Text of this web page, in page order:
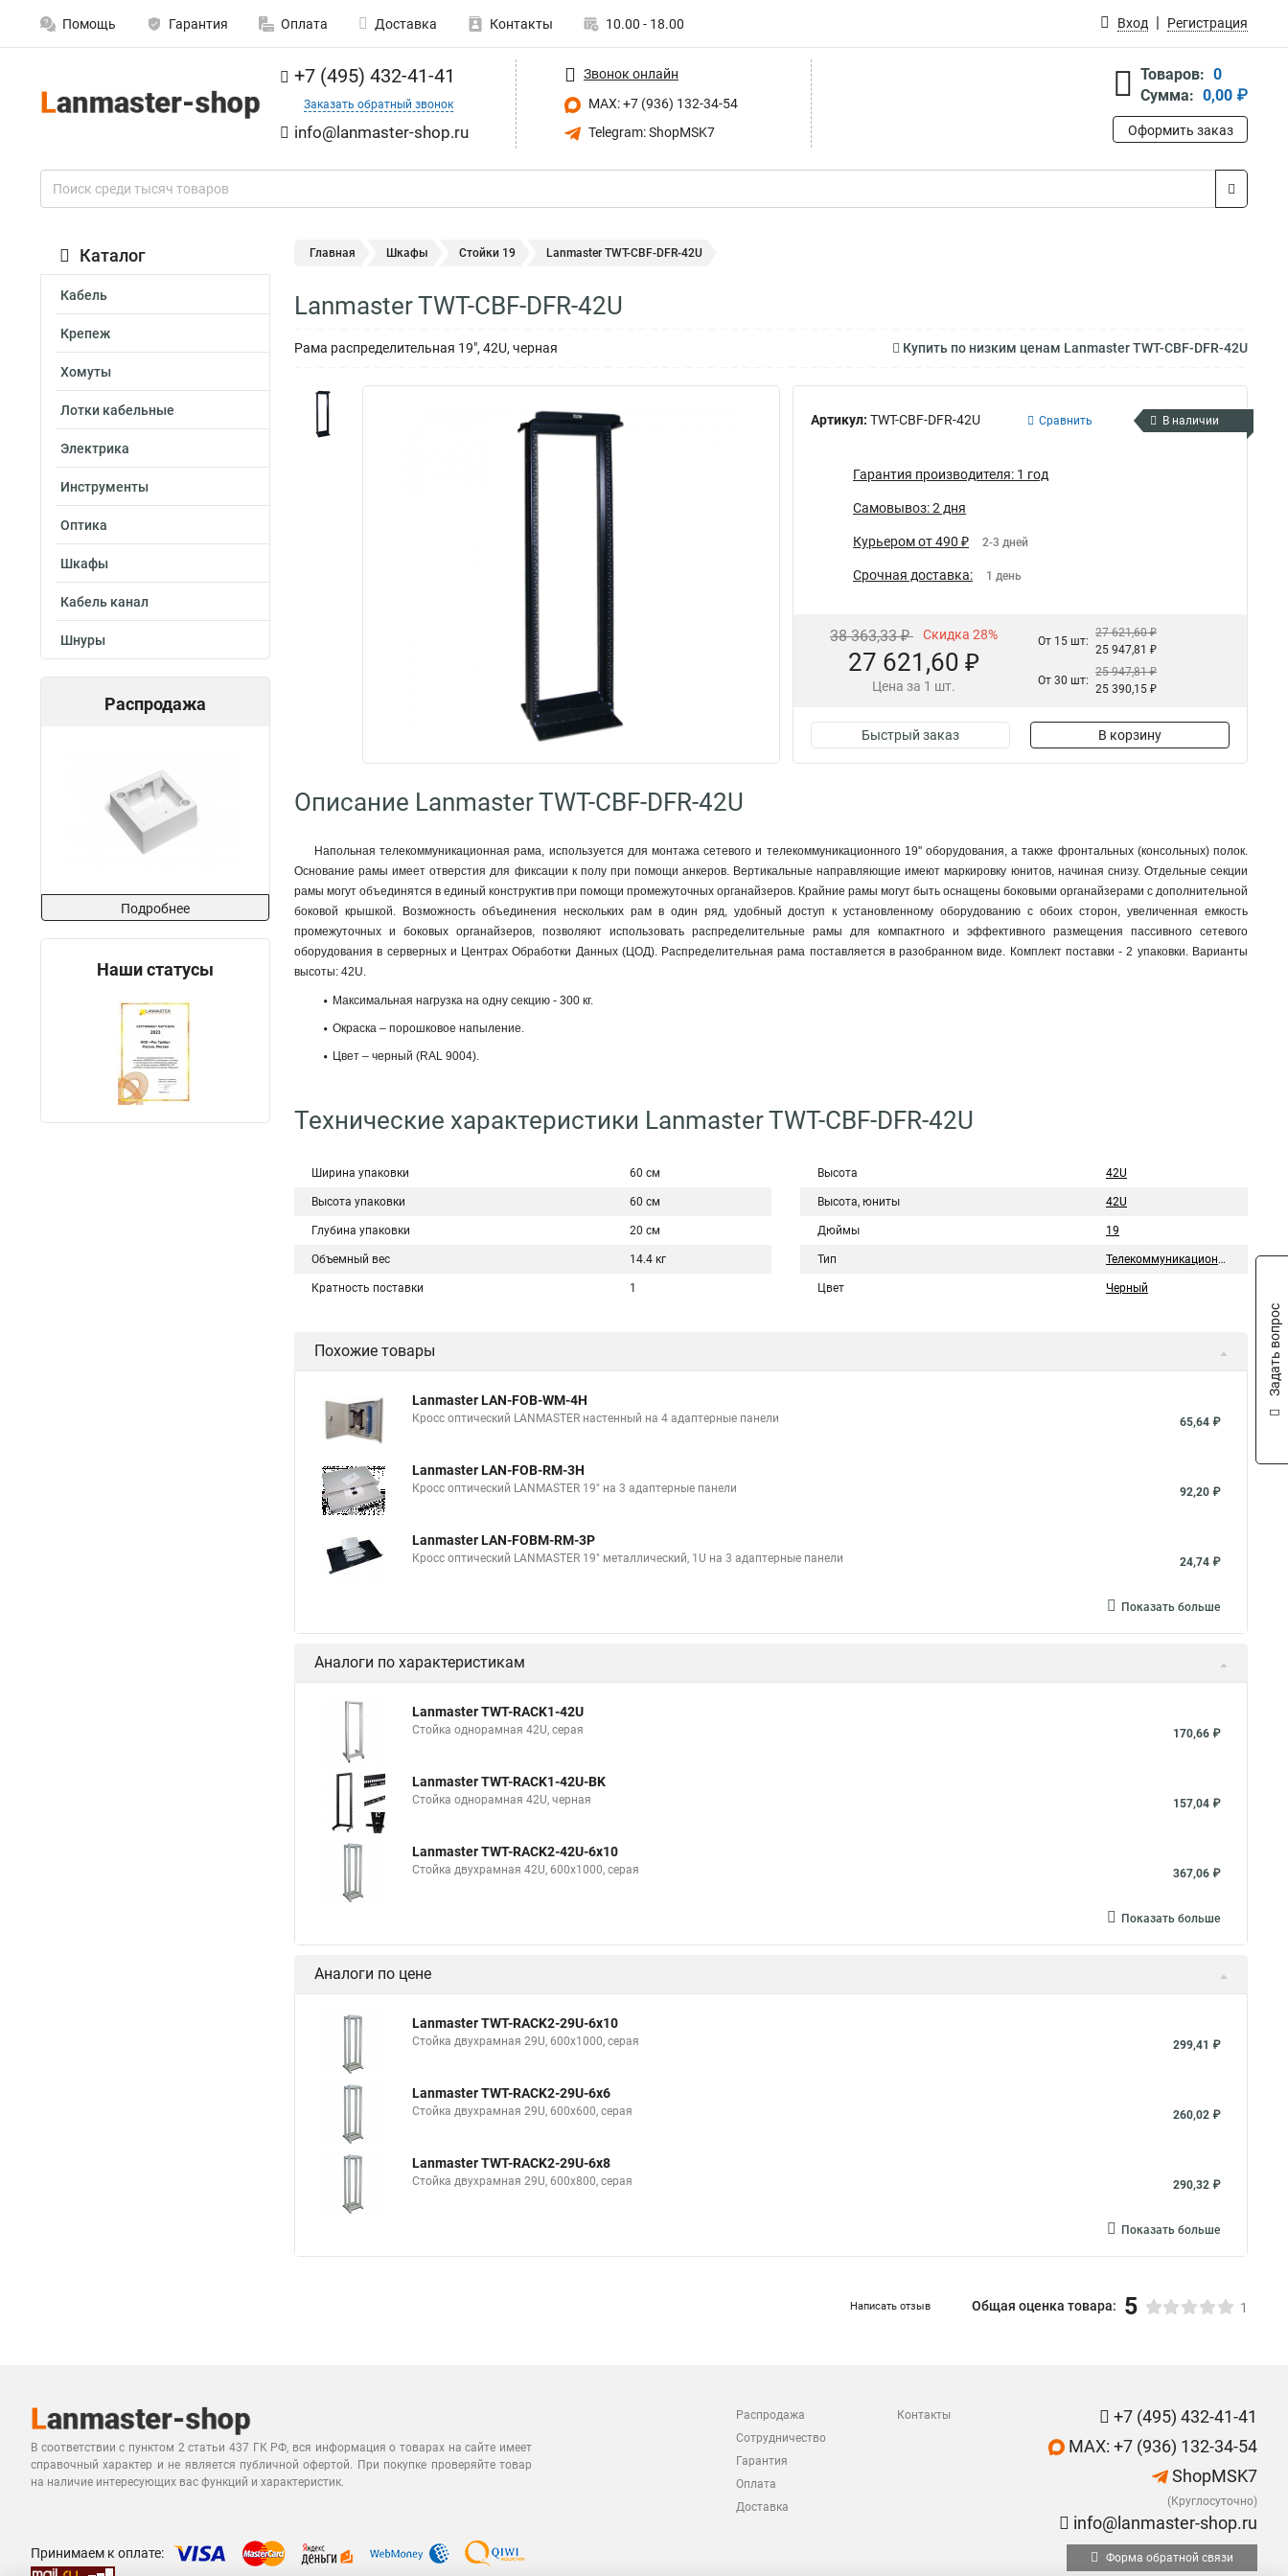
Помощь Гарантия Оплата Доставка Контакты 10.00 - 18.00 Вход Регистрация
+7 (495) 432-41-41
Заказать обратный звонок
info@lanmaster-shop.ru
Звонок онлайн
MAX: +7 (936) 132-34-54
Telegram: ShopMSK7
Товаров: 0
Сумма: 0,00 ₽
Оформить заказ
Каталог
Кабель
Крепеж
Хомуты
Лотки кабельные
Электрика
Инструменты
Оптика
Шкафы
Кабель канал
Шнуры
Распродажа
Подробнее
Наши статусы
Главная Шкафы Стойки 19 Lanmaster TWT-CBF-DFR-42U
Lanmaster TWT-CBF-DFR-42U
Рама распределительная 19", 42U, черная Купить по низким ценам Lanmaster TWT-CBF-DFR-42U
Артикул: TWT-CBF-DFR-42U Сравнить В наличии
Гарантия производителя: 1 год
Самовывоз: 2 дня
Курьером от 490 ₽ 2-3 дней
Срочная доставка: 1 день
38 363,33 ₽ Скидка 28%
27 621,60 ₽
Цена за 1 шт.
От 15 шт:
27 621,60 ₽
25 947,81 ₽
От 30 шт:
25 947,81 ₽
25 390,15 ₽
Быстрый заказ В корзину
Описание Lanmaster TWT-CBF-DFR-42U
Напольная телекоммуникационная рама, используется для монтажа сетевого и телекоммуникационного 19'' оборудования, а также фронтальных (консольных) полок.
Основание рамы имеет отверстия для фиксации к полу при помощи анкеров. Вертикальные направляющие имеют маркировку юнитов, начиная снизу. Отдельные секции
рамы могут объединятся в единый конструктив при помощи промежуточных органайзеров. Крайние рамы могут быть оснащены боковыми органайзерами с дополнительной
боковой крышкой. Возможность объединения нескольких рам в один ряд, удобный доступ к установленному оборудованию с обоих сторон, увеличенная емкость
промежуточных и боковых органайзеров, позволяют использовать распределительные рамы для компактного и эффективного размещения пассивного сетевого
оборудования в серверных и Центрах Обработки Данных (ЦОД). Распределительная рама поставляется в разобранном виде. Комплект поставки - 2 упаковки. Варианты
высоты: 42U.
Максимальная нагрузка на одну секцию - 300 кг.
Окраска – порошковое напыление.
Цвет – черный (RAL 9004).
Технические характеристики Lanmaster TWT-CBF-DFR-42U
Ширина упаковки 60 см
Высота упаковки 60 см
Глубина упаковки 20 см
Объемный вес 14.4 кг
Кратность поставки 1
Высота 42U
Высота, юниты 42U
Дюймы 19
Тип Телекоммуникационный шкаф
Цвет Черный
Похожие товары
Lanmaster LAN-FOB-WM-4H
Кросс оптический LANMASTER настенный на 4 адаптерные панели 65,64 ₽
Lanmaster LAN-FOB-RM-3H
Кросс оптический LANMASTER 19" на 3 адаптерные панели 92,20 ₽
Lanmaster LAN-FOBM-RM-3P
Кросс оптический LANMASTER 19" металлический, 1U на 3 адаптерные панели 24,74 ₽
Показать больше
Аналоги по характеристикам
Lanmaster TWT-RACK1-42U
Стойка однорамная 42U, серая 170,66 ₽
Lanmaster TWT-RACK1-42U-BK
Стойка однорамная 42U, черная 157,04 ₽
Lanmaster TWT-RACK2-42U-6x10
Стойка двухрамная 42U, 600x1000, серая 367,06 ₽
Показать больше
Аналоги по цене
Lanmaster TWT-RACK2-29U-6x10
Стойка двухрамная 29U, 600x1000, серая 299,41 ₽
Lanmaster TWT-RACK2-29U-6x6
Стойка двухрамная 29U, 600x600, серая 260,02 ₽
Lanmaster TWT-RACK2-29U-6x8
Стойка двухрамная 29U, 600x800, серая 290,32 ₽
Показать больше
Написать отзыв Общая оценка товара: 5 1
В соответствии с пунктом 2 статьи 437 ГК РФ, вся информация о товарах на сайте имеет
справочный характер и не является публичной офертой. При покупке проверяйте товар
на наличие интересующих вас функций и характеристик.
Распродажа
Сотрудничество
Гарантия
Оплата
Доставка
Контакты
+7 (495) 432-41-41
MAX: +7 (936) 132-34-54
ShopMSK7
(Круглосуточно)
info@lanmaster-shop.ru
Принимаем к оплате: Форма обратной связи
Задать вопрос